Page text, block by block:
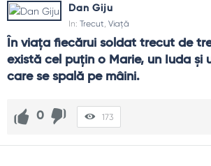
Dan Giju
In: Trecut, Viață
În viața fiecărui soldat trecut de
există cel puțin o Marie, un Iuda și
care se spală pe mâini.
0 173